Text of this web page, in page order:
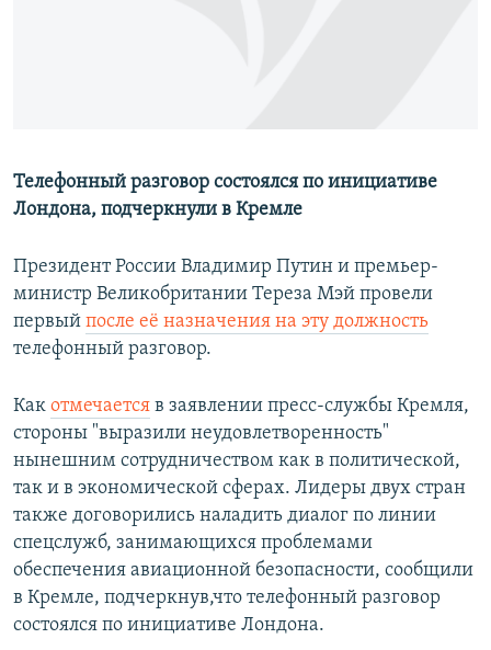
Все сайты РСЕ/РС
Телефонный разговор состоялся по инициативе
Лондона, подчеркнули в Кремле
Президент России Владимир Путин и премьер-
министр Великобритании Тереза Мэй провели
первый после её назначения на эту должность
телефонный разговор.
Как отмечается в заявлении пресс-службы Кремля,
стороны "выразили неудовлетворенность"
нынешним сотрудничеством как в политической,
так и в экономической сферах. Лидеры двух стран
также договорились наладить диалог по линии
спецслужб, занимающихся проблемами
обеспечения авиационной безопасности, сообщили
в Кремле, подчеркнув,что телефонный разговор
состоялся по инициативе Лондона.